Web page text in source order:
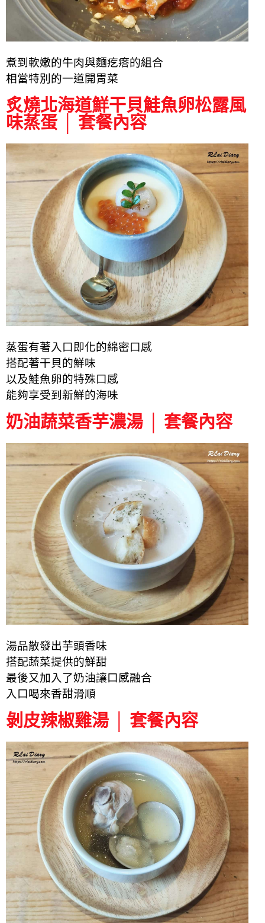
煮到軟嫩的牛肉與麵疙瘩的組合
相當特別的一道開胃菜
炙燒北海道鮮干貝鮭魚卵松露風
味蒸蛋 │ 套餐內容
蒸蛋有著入口即化的綿密口感
搭配著干貝的鮮味
以及鮭魚卵的特殊口感
能夠享受到新鮮的海味
奶油蔬菜香芋濃湯 │ 套餐內容
湯品散發出芋頭香味
搭配蔬菜提供的鮮甜
最後又加入了奶油讓口感融合
入口喝來香甜滑順
剝皮辣椒雞湯 │ 套餐內容